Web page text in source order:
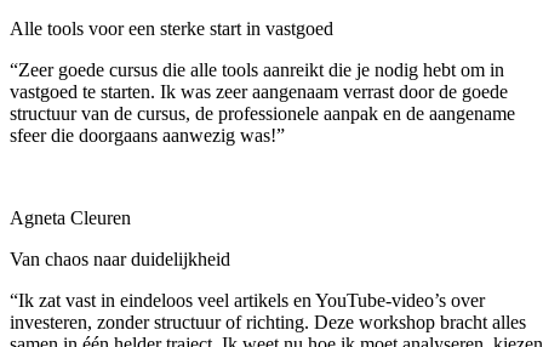
Alle tools voor een sterke start in vastgoed
“Zeer goede cursus die alle tools aanreikt die je nodig hebt om in
vastgoed te starten. Ik was zeer aangenaam verrast door de goede
structuur van de cursus, de professionele aanpak en de aangename
sfeer die doorgaans aanwezig was!”
Agneta Cleuren
Van chaos naar duidelijkheid
“Ik zat vast in eindeloos veel artikels en YouTube-video’s over
investeren, zonder structuur of richting. Deze workshop bracht alles